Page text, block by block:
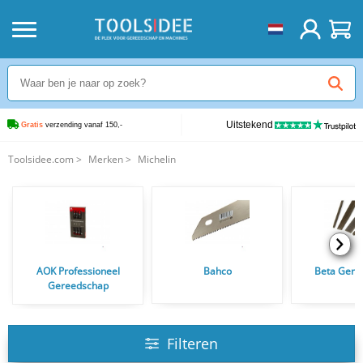
Gratis verzending vanaf 150,- Uitstekend
Toolsidee.com > Merken> Michelin
AOK Professioneel
Gereedschap
Bahco Beta
Filteren